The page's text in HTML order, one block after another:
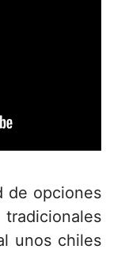
de opciones
unos chiles